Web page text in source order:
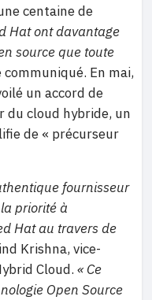
centaine de
Hat ont davantage
source que toute
En mai,
un accord de
du cloud hybride, un
de « précurseur
fournisseur
priorité à
Hat au travers de
Krishna, vice-
Cloud. « Ce
Open Source